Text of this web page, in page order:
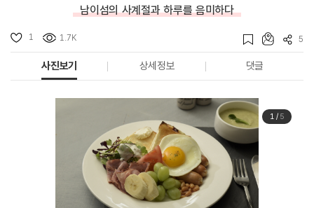
남이섬의 사계절과 하루를 음미하다
1 1.7K 5
사진보기 상세정보 댓글
1/ 5